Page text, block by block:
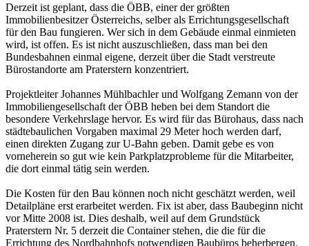
Derzeit ist geplant, dass die ÖBB, einer der größten
Immobilienbesitzer Österreichs, selber als Errichtungsgesellschaft
für den Bau fungieren. Wer sich in dem Gebäude einmal einmieten
wird, ist offen. Es ist nicht auszuschließen, dass man bei den
Bundesbahnen einmal eigene, derzeit über die Stadt verstreute
Bürostandorte am Praterstern konzentriert.
Projektleiter Johannes Mühlbachler und Wolfgang Zemann von der
Immobiliengesellschaft der ÖBB heben bei dem Standort die
besondere Verkehrslage hervor. Es wird für das Bürohaus, dass nach
städtebaulichen Vorgaben maximal 29 Meter hoch werden darf,
einen direkten Zugang zur U-Bahn geben. Damit gebe es von
vorneherein so gut wie kein Parkplatzprobleme für die Mitarbeiter,
die dort einmal tätig sein werden.
Die Kosten für den Bau können noch nicht geschätzt werden, weil
Detailpläne erst erarbeitet werden. Fix ist aber, dass Baubeginn nicht
vor Mitte 2008 ist. Dies deshalb, weil auf dem Grundstück
Praterstern Nr. 5 derzeit die Container stehen, die die für die
Errichtung des Nordbahnhofs notwendigen Baubüros beherbergen.